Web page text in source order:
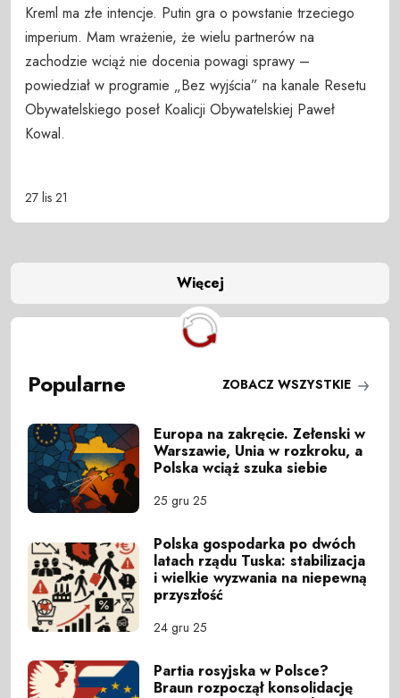
Kreml ma złe intencje. Putin gra o powstanie trzeciego
imperium. Mam wrażenie, że wielu partnerów na
zachodzie wciąż nie docenia powagi sprawy –
powiedział w programie „Bez wyjścia” na kanale Resetu
Obywatelskiego poseł Koalicji Obywatelskiej Paweł
Kowal.
27 lis 21
Więcej
Popularne ZOBACZ WSZYSTKIE
Europa na zakręcie. Zełenski w
Warszawie, Unia w rozkroku, a
Polska wciąż szuka siebie
25 gru 25
Polska gospodarka po dwóch
latach rządu Tuska: stabilizacja
i wielkie wyzwania na niepewną
przyszłość
24 gru 25
Partia rosyjska w Polsce?
Braun rozpoczął konsolidację